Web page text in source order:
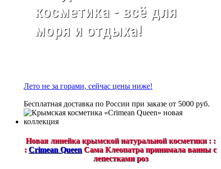
косметика - всё для
моря и отдыха!
Лето не за горами, сейчас цены ниже!
Бесплатная доставка по России при заказе от 5000 руб.
Новая линейка крымской натуральной косметики : :
: Crimean Queen Сама Клеопатра принимала ванны с
лепестками роз